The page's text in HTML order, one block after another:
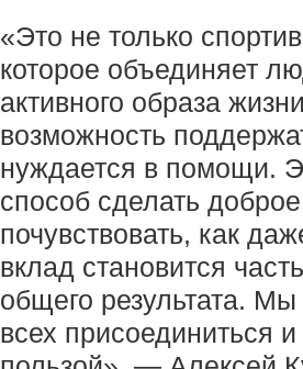
«Это не только
которое объединяет
активного образа
возможность
нуждается в помощи.
способ сделать
почувствовать, как
вклад становится
общего результата.
всех присоединиться